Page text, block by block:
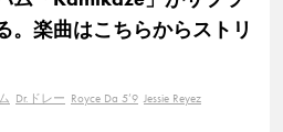
。楽曲はこちらからストリ
Dr.ドレー Royce Da 5’9 Jessie Reyez